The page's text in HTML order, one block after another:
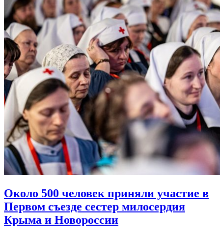
Около 500 человек приняли участие в
Первом съезде сестер милосердия
Крыма и Новороссии